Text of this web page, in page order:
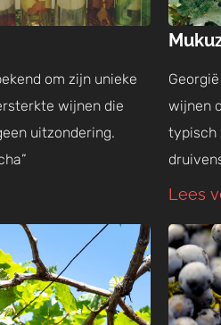
om zijn unieke
wijnen die
uitzondering.
wijnen
typisch
Lees